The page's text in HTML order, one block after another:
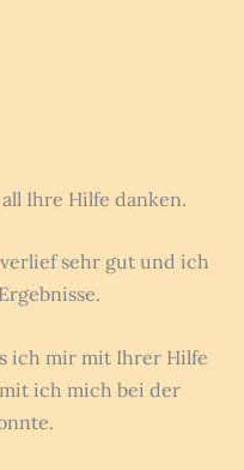
Ihre Hilfe danken.
sehr gut und ich
ich mir mit Ihrer Hilfe
ich mich bei der